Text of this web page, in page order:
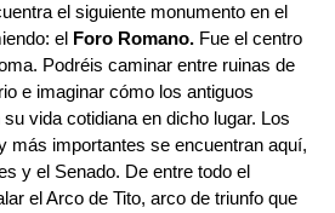
el siguiente monumento en el
el Foro Romano. Fue el centro
Podréis caminar entre ruinas de
e imaginar cómo los antiguos
vida cotidiana en dicho lugar. Los
más importantes se encuentran aquí,
y el Senado. De entre todo el
el Arco de Tito, arco de triunfo que